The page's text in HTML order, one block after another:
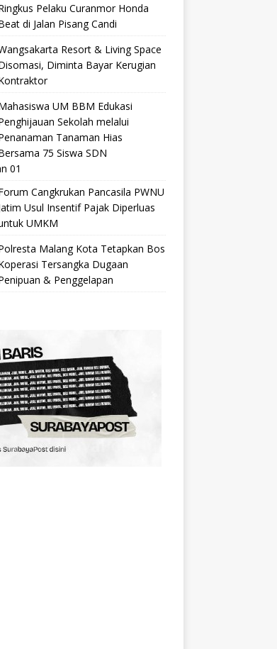
Pelaku Curanmor Honda
di Jalan Pisang Candi
Resort & Living Space
Diminta Bayar Kerugian
UM BBM Edukasi
Sekolah melalui
Tanaman Hias
75 Siswa SDN
01
Cangkrukan Pancasila PWNU
Usul Insentif Pajak Diperluas
UMKM
Malang Kota Tetapkan Bos
Tersangka Dugaan
& Penggelapan